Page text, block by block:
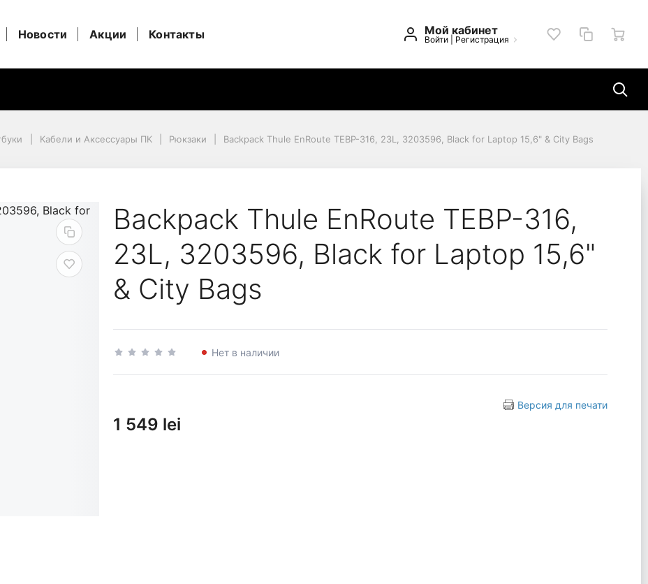
Мой кабинет
Войти| Регистрация
Новости Акции Контакты
TEBP-316, 23L, 3203596, Black for Laptop
Кабели и Аксессуары ПК Рюкзаки Backpack Thule EnRoute TEBP-316, 23L, 3203596, Black for Laptop 15,6" & City Bags
Backpack Thule EnRoute TEBP-316,
23L, 3203596, Black for Laptop 15,6"
& City Bags
Нет в наличии
Версия для печати
1 549 lei